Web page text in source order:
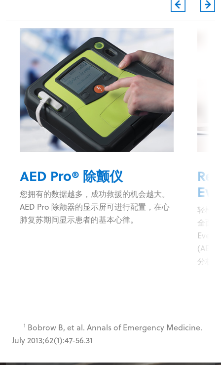
AED Pro® 除颤仪
您拥有的数据越多，成功救援的机会越大。
AED Pro 除颤器的显示屏可进行配置，在心
肺复苏期间显示患者的基本心律。
轻松
全面
分析
1 Bobrow B, et al. Annals of Emergency Medicine.
July 2013;62(1):47-56.31